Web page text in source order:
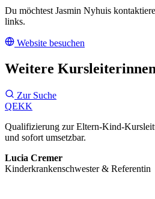
Du möchtest Jasmin Nyhuis
links.
Website besuchen
Weitere
Zur Suche
QEKK
Qualifizierung zur Eltern-Kind-
und sofort umsetzbar.
Lucia Cremer
Kinderkrankenschwester & Referentin